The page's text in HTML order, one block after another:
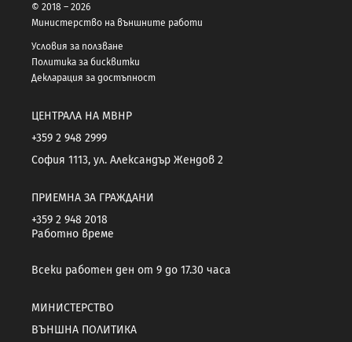
© 2018 – 2026
Министерство на външните работи
Условия за ползване
Политика за бисквитки
Декларация за достъпност
ЦЕНТРАЛА НА МВНР
+359 2 948 2999
София 1113, ул. Александър Жендов 2
ПРИЕМНА ЗА ГРАЖДАНИ
+359 2 948 2018
Работно време
Всеки работен ден от 9 до 17.30 часа
МИНИСТЕРСТВО
ВЪНШНА ПОЛИТИКА